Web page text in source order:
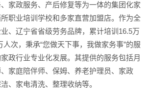
家政服务、产后修复等为一体的集团化家
职业培训学校和多家直营加盟店。作为全
、辽宁省省级劳务品牌，累计培训16.5万
人次，秉承“您做天下事，我做家务事”的服
政行业专业化发展。其提供的服务包括月
家庭陪伴师、保姆、养老护理员、家政
、家电清洗、整理收纳等。